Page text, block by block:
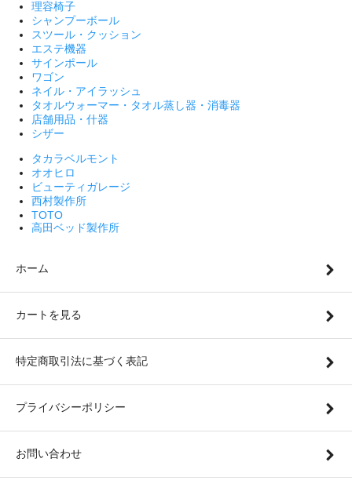
理容椅子
シャンプーボール
スツール・クッション
エステ機器
サインポール
ワゴン
ネイル・アイラッシュ
タオルウォーマー・タオル蒸し器・消毒器
店舗用品・什器
シザー
タカラベルモント
オオヒロ
ビューティガレージ
西村製作所
TOTO
高田ベッド製作所
ホーム
カートを見る
特定商取引法に基づく表記
プライバシーポリシー
お問い合わせ